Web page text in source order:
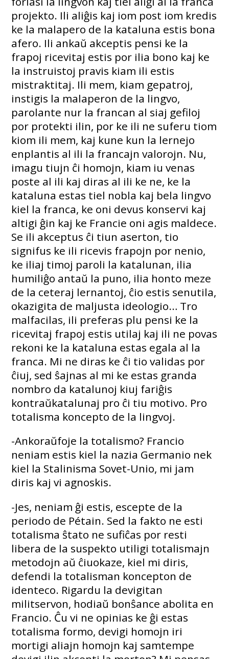
projekto. Ili aliĝis kaj iom post iom kredis
ke la malapero de la kataluna estis bona
afero. Ili ankaŭ akceptis pensi ke la
frapoj ricevitaj estis por ilia bono kaj ke
la instruistoj pravis kiam ili estis
mistraktitaj. Ili mem, kiam gepatroj,
instigis la malaperon de la lingvo,
parolante nur la francan al siaj gefiloj
por protekti ilin, por ke ili ne suferu tiom
kiom ili mem, kaj kune kun la lernejo
enplantis al ili la francajn valorojn. Nu,
imagu tiujn ĉi homojn, kiam iu venas
poste al ili kaj diras al ili ke ne, ke la
kataluna estas tiel nobla kaj bela lingvo
kiel la franca, ke oni devus konservi kaj
altigi ĝin kaj ke Francie oni agis maldece.
Se ili akceptus ĉi tiun aserton, tio
signifus ke ili ricevis frapojn por nenio,
ke iliaj timoj paroli la katalunan, ilia
humiliĝo antaŭ la puno, ilia honto meze
de la ceteraj lernantoj, ĉio estis senutila,
okazigita de maljusta ideologio… Tro
malfacilas, ili preferas plu pensi ke la
ricevitaj frapoj estis utilaj kaj ili ne povas
rekoni ke la kataluna estas egala al la
franca. Mi ne diras ke ĉi tio validas por
ĉiuj, sed ŝajnas al mi ke estas granda
nombro da katalunoj kiuj fariĝis
kontraŭkatalunaj pro ĉi tiu motivo. Pro
totalisma koncepto de la lingvoj.
-Ankoraŭfoje la totalismo? Francio
neniam estis kiel la nazia Germanio nek
kiel la Stalinisma Sovet-Unio, mi jam
diris kaj vi agnoskis.
-Jes, neniam ĝi estis, escepte de la
periodo de Pétain. Sed la fakto ne esti
totalisma ŝtato ne sufiĉas por resti
libera de la suspekto utiligi totalismajn
metodojn aŭ ĉiuokaze, kiel mi diris,
defendi la totalisman koncepton de
identeco. Rigardu la devigitan
militservon, hodiaŭ bonŝance abolita en
Francio. Ĉu vi ne opinias ke ĝi estas
totalisma formo, devigi homojn iri
mortigi aliajn homojn kaj samtempe